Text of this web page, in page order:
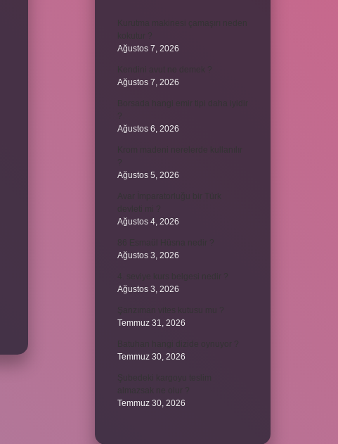
Ağustos 7, 2026
Ağustos 7, 2026
Ağustos 6, 2026
Ağustos 5, 2026
Ağustos 4, 2026
Ağustos 3, 2026
Ağustos 3, 2026
Temmuz 31, 2026
Temmuz 30, 2026
Temmuz 30, 2026